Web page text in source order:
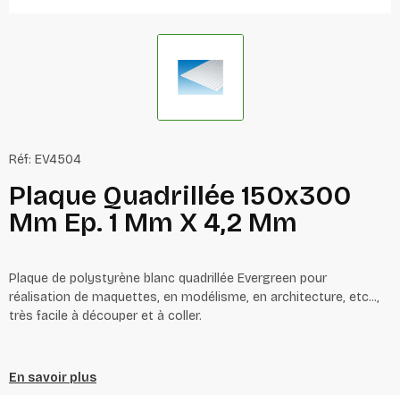
Réf: EV4504
Plaque Quadrillée 150x300
Mm Ep. 1 Mm X 4,2 Mm
Plaque de polystyrène blanc quadrillée Evergreen pour
réalisation de maquettes, en modélisme, en architecture, etc...,
très facile à découper et à coller.
En savoir plus